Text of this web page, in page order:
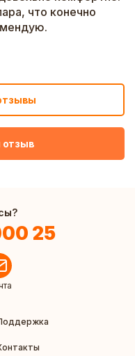
что конечно
отзыв
25